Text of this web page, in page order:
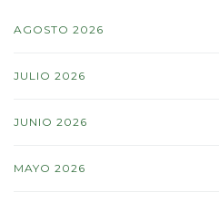
AGOSTO 2026
JULIO 2026
JUNIO 2026
MAYO 2026